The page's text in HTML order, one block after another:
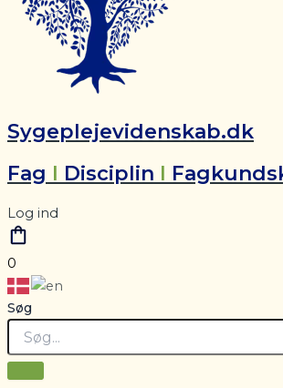
Sygeplejevidenskab.dk
Fag I Disciplin I
Log ind
0
Søg